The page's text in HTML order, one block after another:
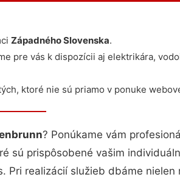
Západného Slovenska.
pre vás k dispozícii aj elektrikára,
ktoré nie sú priamo v ponuke
? Ponúkame vám
sú prispôsobené vašim
Pri realizácií služieb dbáme nielen